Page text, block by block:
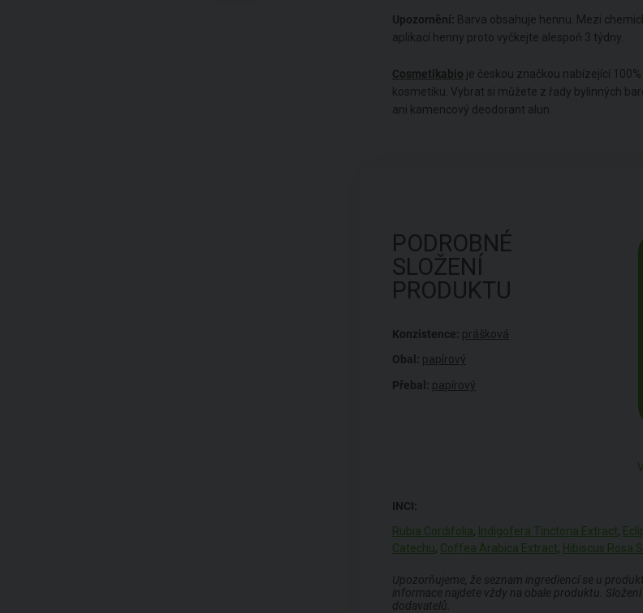
Upozornění: Barva obsahuje hennu. Mezi
aplikací henny proto vyčkejte alespoň 3 týdny.
Cosmetikabio je českou značkou nabízející
kosmetiku. Vybrat si můžete z řady bylinných
ani kamencový deodorant alun.
PODROBNÉ
SLOŽENÍ
PRODUKTU
Konzistence: prášková
Obal: papírový
Přebal: papírový
INCI:
Rubia Cordifolia, Indigofera Tinctoria Extract,
Catechu, Coffea Arabica Extract, Hibiscus Rosa
Upozorňujeme, že seznam ingrediencí se u
informace najdete vždy na obale produktu.
dodavatelů.